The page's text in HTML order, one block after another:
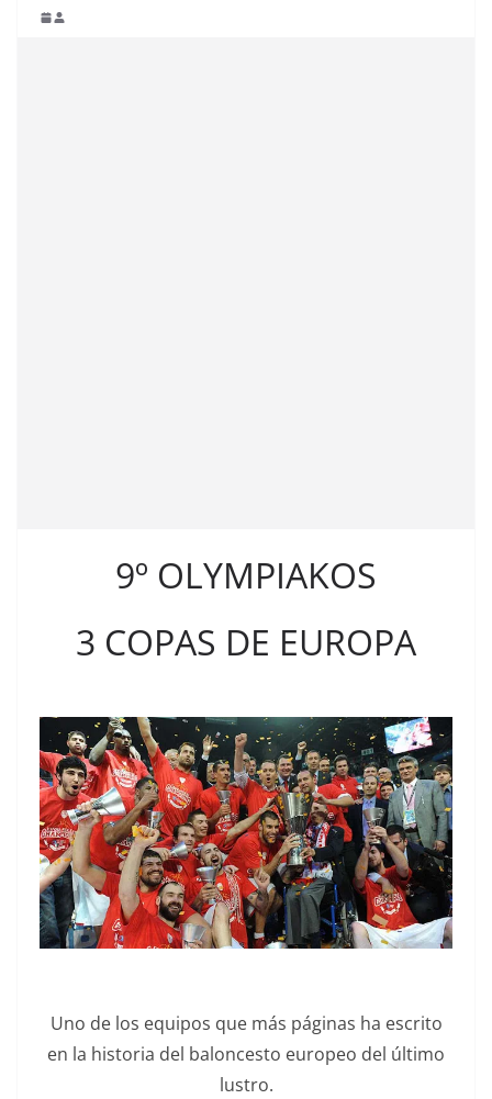
9º OLYMPIAKOS
3 COPAS DE EUROPA
Uno de los equipos que más páginas ha escrito
en la historia del baloncesto europeo del último
lustro.